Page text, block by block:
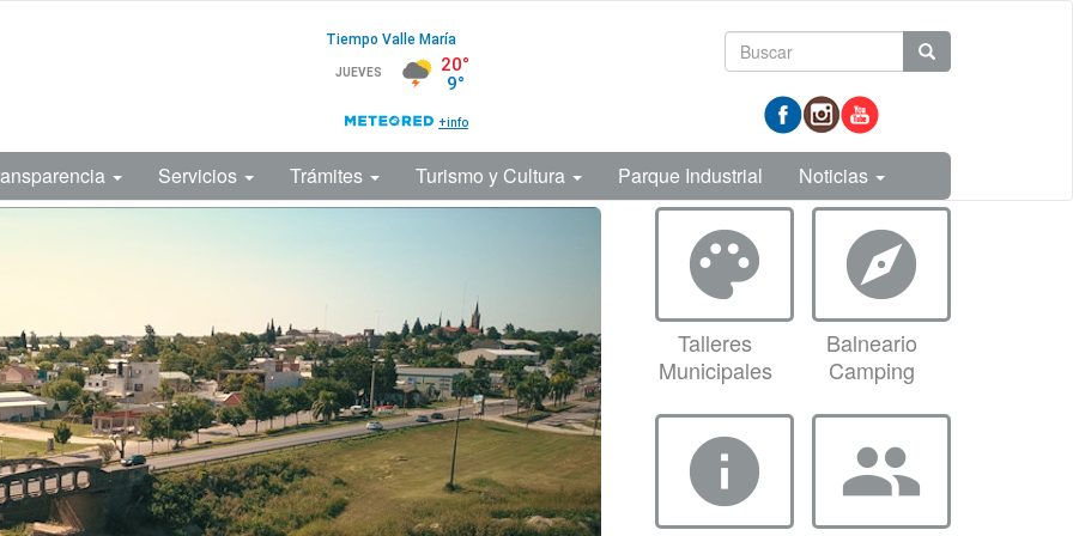
Formulario
de
búsqueda
Servicios Trámites Turismo y Cultura Parque Industrial Noticias
palette
Talleres
Municipales
explore
Balneario
Camping
info group